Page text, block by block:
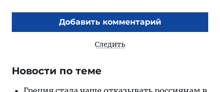
Добавить комментарий
Следить
Новости по теме